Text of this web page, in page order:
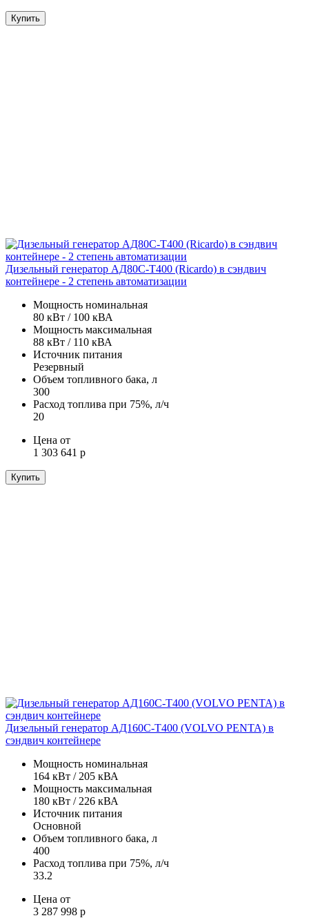
Купить
Дизельный генератор АД80С-Т400 (Ricardo) в сэндвич
контейнере - 2 степень автоматизации
Мощность номинальная
80 кВт / 100 кВА
Мощность максимальная
88 кВт / 110 кВА
Источник питания
Резервный
Объем топливного бака, л
300
Расход топлива при 75%, л/ч
20
Цена от
1 303 641 р
Купить
Дизельный генератор АД160С-Т400 (VOLVO PENTA) в
сэндвич контейнере
Мощность номинальная
164 кВт / 205 кВА
Мощность максимальная
180 кВт / 226 кВА
Источник питания
Основной
Объем топливного бака, л
400
Расход топлива при 75%, л/ч
33.2
Цена от
3 287 998 р